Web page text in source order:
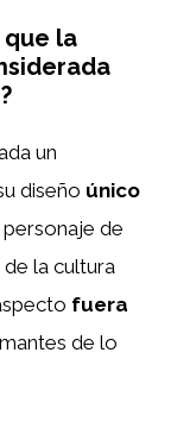
la
un
diseño único
de
la cultura
fuera
de lo